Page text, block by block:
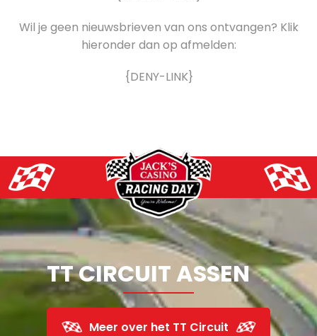
Wil je geen nieuwsbrieven van ons ontvangen? Klik
hieronder dan op afmelden:
{DENY-LINK}
TT CIRCUIT ASSEN
Meer over het TT Circuit